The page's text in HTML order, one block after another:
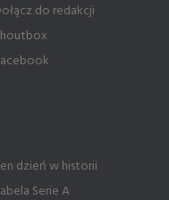
do redakcji
dzień w historii
Serie A